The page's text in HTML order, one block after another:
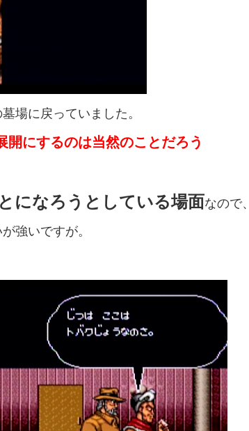
場に戻っていました。
開にするのは当然のことだろう
になろうとしている場面なので、
強いですが。